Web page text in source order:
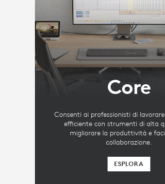
Core
Consenti ai professionisti di
efficiente con strumenti di alta
migliorare la produttività e
collaborazione.
ESPLORA